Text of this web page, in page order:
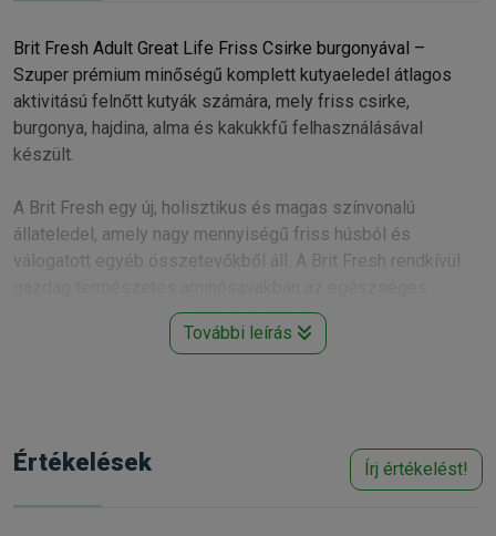
Brit Fresh Adult Great Life Friss Csirke burgonyával –
Szuper prémium minőségű komplett kutyaeledel átlagos
aktivitású felnőtt kutyák számára, mely friss csirke,
burgonya, hajdina, alma és kakukkfű felhasználásával
készült.
A Brit Fresh egy új, holisztikus és magas színvonalú
állateledel, amely nagy mennyiségű friss húsból és
válogatott egyéb összetevőkből áll. A Brit Fresh rendkívül
izomzat és maás szövetek érdekében. Ugyanakkor a frissen
előkészített hús fantasztikus ízt kölcsönöz a Brit Fresh
az egészséges és kiegyensúlyozott táplálékprofil
érdekében. A Brit Fresh tápsorát úgy alakították ki, hogy azt
bármely életkorú és testméretű kutya örömmel fogyassza.
További leírás
Értékelések Írj értékelést!